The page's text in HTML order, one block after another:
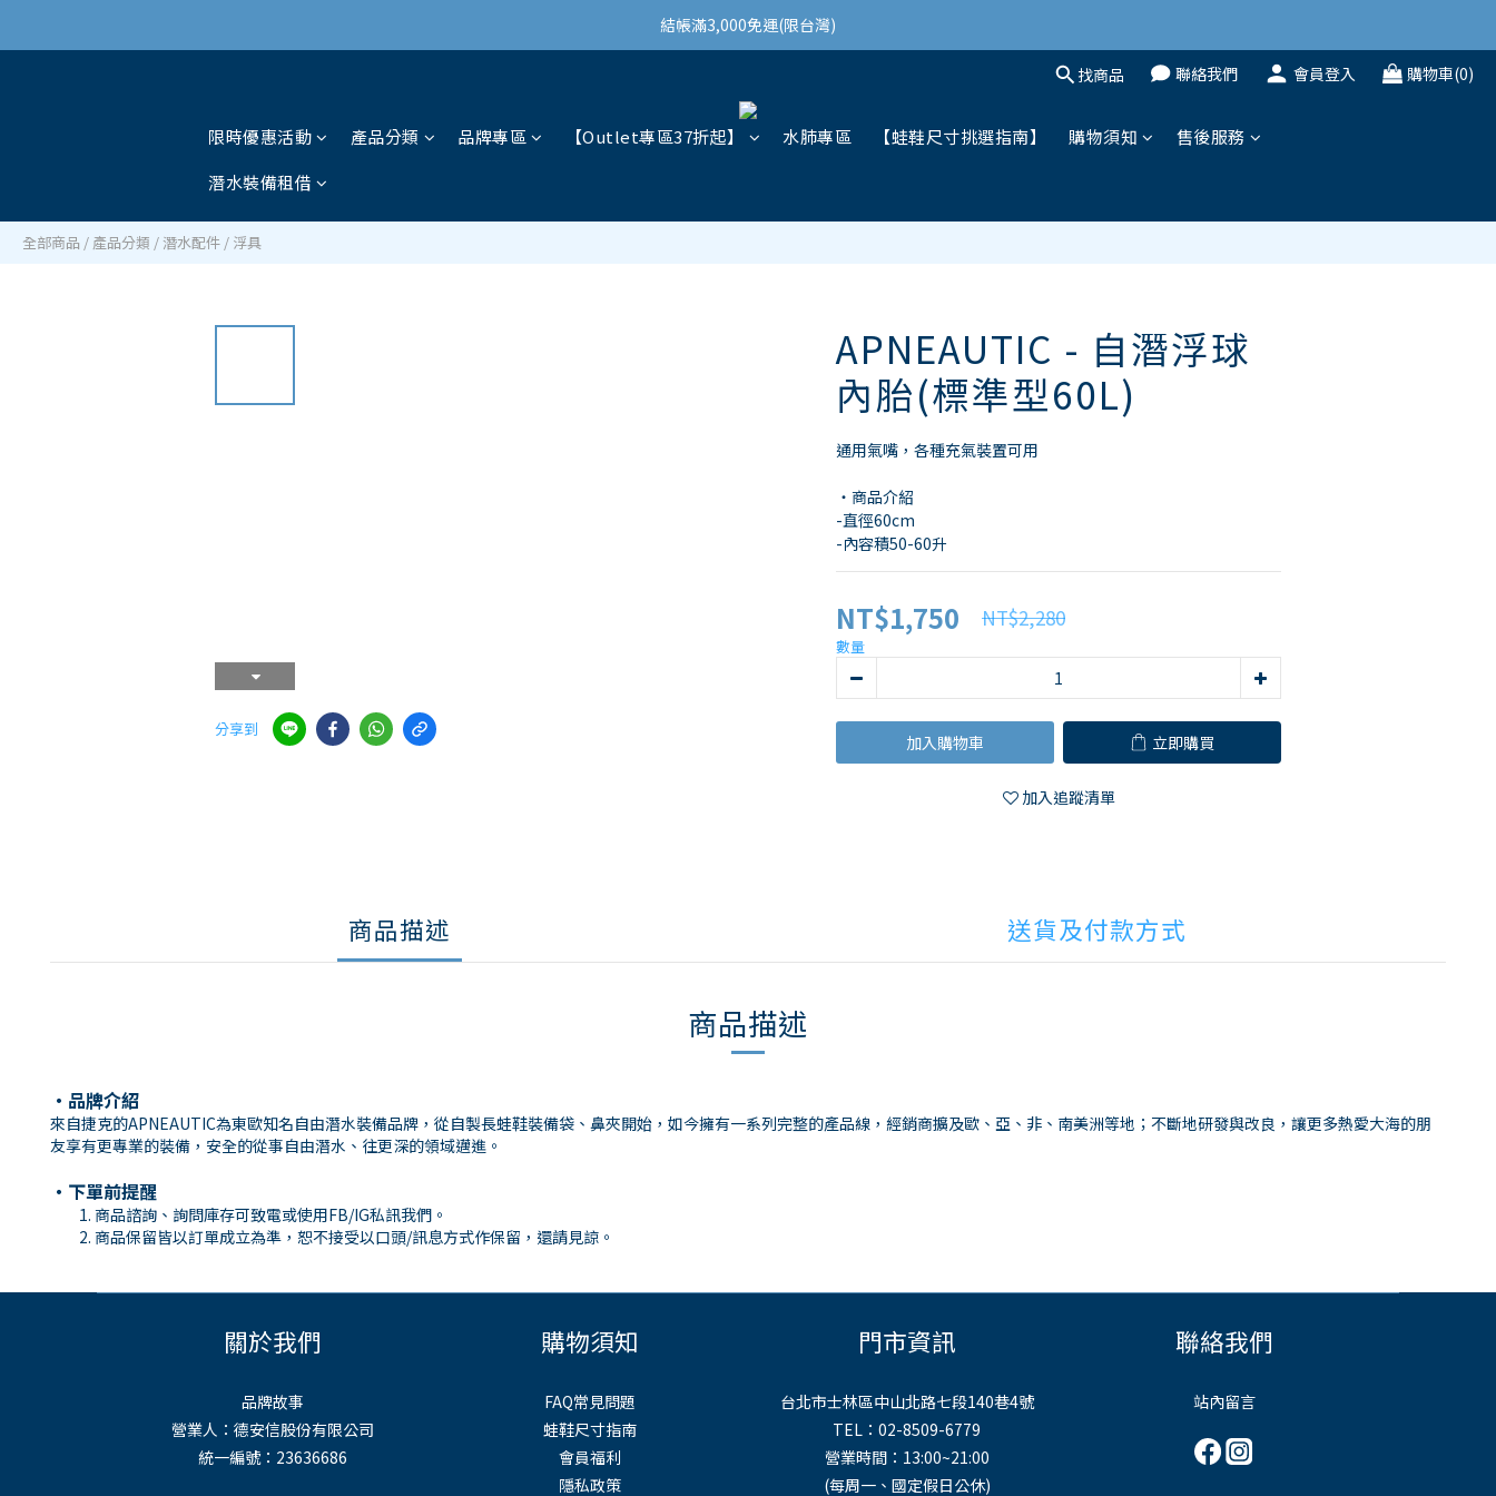
結帳滿3,000免運(限台灣)
結帳滿3,000免運(限台灣)
結帳滿3,000免運(限台灣)
找商品 聯絡我們 會員登入 購物車(0)
限時優惠活動 產品分類 品牌專區 【Outlet專區37折起】 水肺專區 【蛙鞋尺寸挑選指南】 購物須知
售後服務
潛水裝備租借
全部商品 / 產品分類 / 潛水配件 / 浮具
分享到
APNEAUTIC - 自潛浮球
內胎(標準型60L)
通用氣嘴，各種充氣裝置可用
・商品介紹
-直徑60cm
-內容積50-60升
NT$1,750 NT$2,280
數量
加入購物車 立即購買
加入追蹤清單
商品描述 送貨及付款方式
商品描述
・品牌介紹
來自捷克的APNEAUTIC為東歐知名自由潛水裝備品牌，從自製長蛙鞋裝備袋、鼻夾開始，如今擁有一系列完整的產品線，經銷商擴及歐、亞、非、南美洲等地；不斷地研發與改良，讓更多熱愛大海的朋
友享有更專業的裝備，安全的從事自由潛水、往更深的領域邁進。
・下單前提醒
商品諮詢、詢問庫存可致電或使用FB/IG私訊我們。
商品保留皆以訂單成立為準，恕不接受以口頭/訊息方式作保留，還請見諒。
立即購買
關於我們
品牌故事
營業人：德安信股份有限公司
統一編號：23636686
購物須知
FAQ常見問題
蛙鞋尺寸指南
會員福利
隱私政策
門市資訊
台北市士林區中山北路七段140巷4號
TEL：02-8509-6779
營業時間：13:00~21:00
(每周一、國定假日公休)
聯絡我們
站內留言